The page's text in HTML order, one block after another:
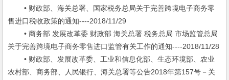
• 财政部、海关总署、国家税务总局关于完善跨境电子商务零
售进口税收政策的通知----2018/11/29
• 商务部 发展改革委 财政部 海关总署 税务总局 市场监管总局
关于完善跨境电子商务零售进口监管有关工作的通知----2018/11/28
• 财政部、发展改革委、工业和信息化部、生态环境部、农业
农村部、商务部、人民银行、海关总署等公告2018年第157号－关